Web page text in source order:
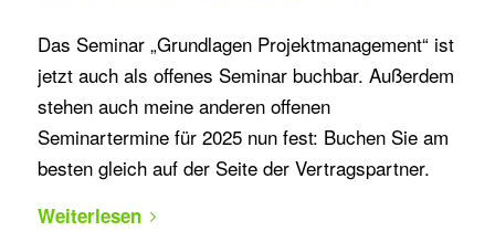
Das Seminar „Grundlagen Projektmanagement“ ist
jetzt auch als offenes Seminar buchbar. Außerdem
stehen auch meine anderen offenen
Seminartermine für 2025 nun fest: Buchen Sie am
besten gleich auf der Seite der Vertragspartner.
Weiterlesen